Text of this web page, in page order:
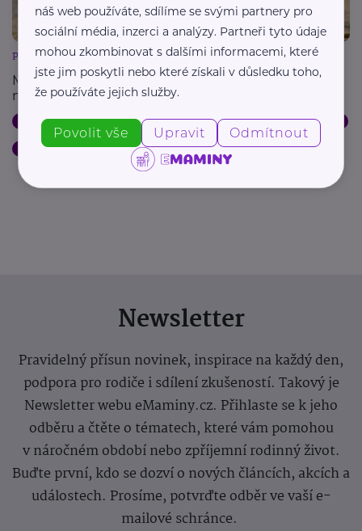
Právě teď! o.p.s.
Mámo, pojď ven! Rozhýbejte dětskou fantazii i svou
mysl při Pochodu pro mozek
Aktivity Babička a děda Děti Podpora a pomoc Pohyb
Relax
Zábava
Newsletter
Pravidelný přísun novinek, inspirace na každý den,
podpora pro rodiče i sdílení zkušeností. Takový je
Newsletter webu eMaminy.cz. Přihlaste se k jeho
odběru a čtěte o tématech, které vám pomohou
v náročném období nebo zpříjemní rodinný život.
Buďte první, kdo se dozví o nových článcích, akcích a
událostech. Prosíme, potvrďte odběr ve vaší e-
mailové schránce.
náš web používáte, sdílíme se svými partnery pro
sociální média, inzerci a analýzy. Partneři tyto údaje
mohou zkombinovat s dalšími informacemi, které
jste jim poskytli nebo které získali v důsledku toho,
že používáte jejich služby.
Povolit vše Upravit Odmítnout